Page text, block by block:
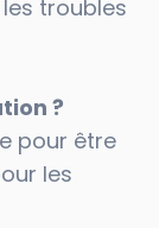
troubles
?
pour être
les